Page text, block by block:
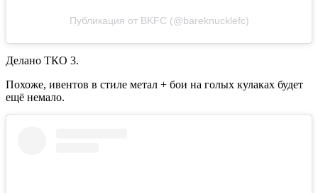
Публикация от BKFC (@bareknucklefc)
Делано ТКО 3.
Похоже, ивентов в стиле метал + бои на голых кулаках будет
ещё немало.